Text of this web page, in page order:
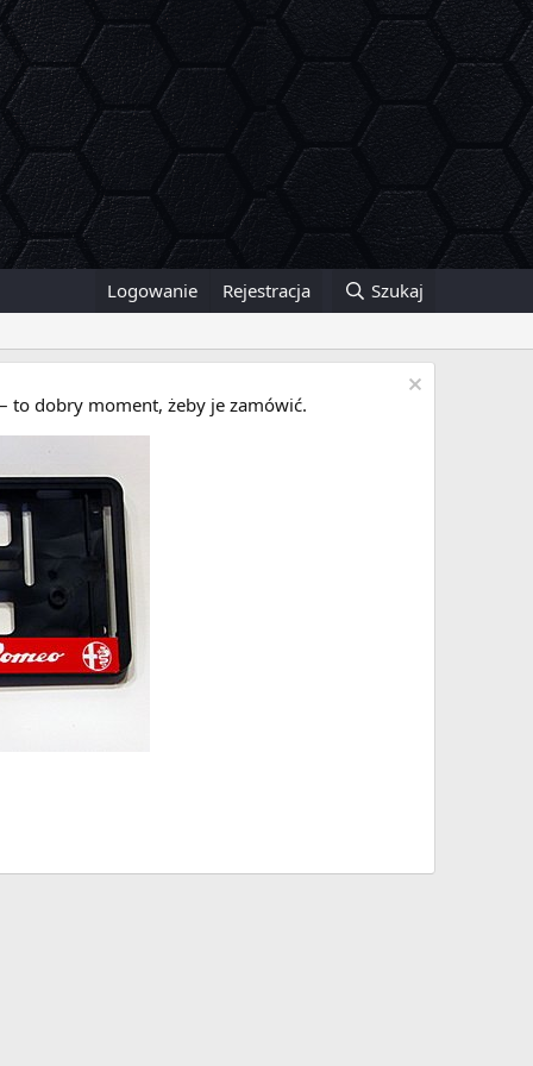
Logowanie Rejestracja Szukaj
to dobry moment, żeby je zamówić.